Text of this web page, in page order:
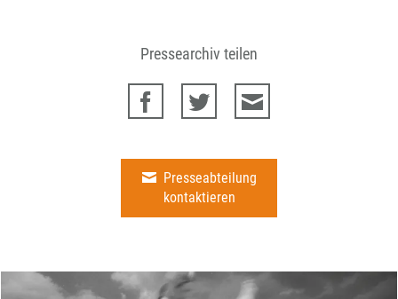
Pressearchiv teilen
Presseabteilung
kontaktieren